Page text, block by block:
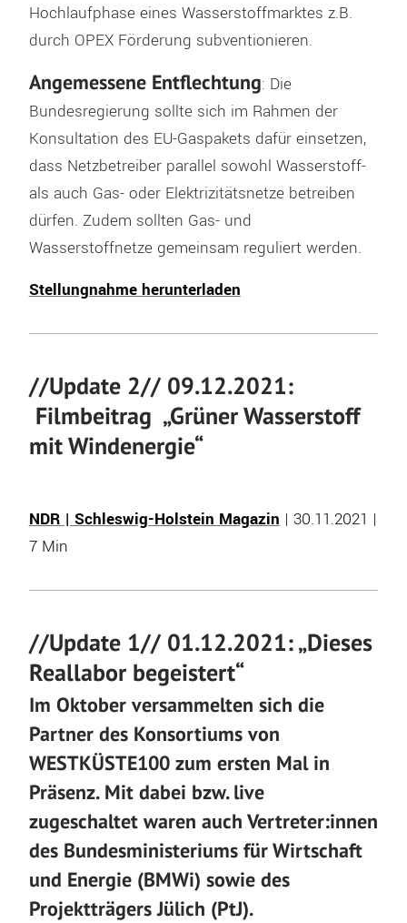
Hochlaufphase eines Wasserstoffmarktes z.B.
durch OPEX Förderung subventionieren.
Angemessene Entflechtung: Die
Bundesregierung sollte sich im Rahmen der
Konsultation des EU-Gaspakets dafür einsetzen,
dass Netzbetreiber parallel sowohl Wasserstoff-
als auch Gas- oder Elektrizitätsnetze betreiben
dürfen. Zudem sollten Gas- und
Wasserstoffnetze gemeinsam reguliert werden.
Stellungnahme herunterladen
//Update 2// 09.12.2021:
Filmbeitrag „Grüner Wasserstoff
mit Windenergie“
NDR | Schleswig-Holstein Magazin | 30.11.2021 |
7 Min
//Update 1// 01.12.2021: „Dieses
Reallabor begeistert“
Im Oktober versammelten sich die
Partner des Konsortiums von
WESTKÜSTE100 zum ersten Mal in
Präsenz. Mit dabei bzw. live
zugeschaltet waren auch Vertreter:innen
des Bundesministeriums für Wirtschaft
und Energie (BMWi) sowie des
Projektträgers Jülich (PtJ).